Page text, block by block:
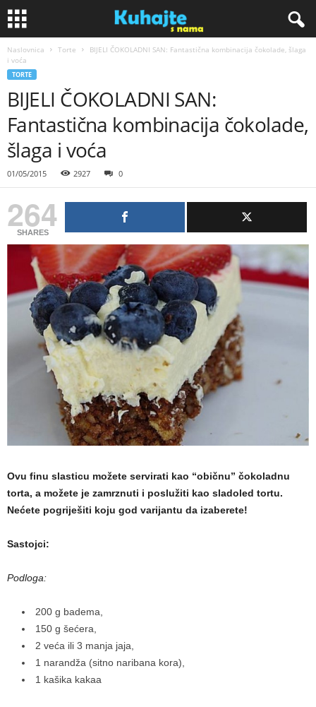
Naslovnica Torte
BIJELI ČOKOLADNI SAN: Fantastična kombinacija čokolade, šlaga
i voća
TORTE
BIJELI ČOKOLADNI SAN:
Fantastična kombinacija čokolade,
šlaga i voća
01/05/2015 2927 0
264
SHARES
Ovu finu slasticu možete servirati kao “običnu” čokoladnu
torta, a možete je zamrznuti i poslužiti kao sladoled tortu.
Nećete pogriješiti koju god varijantu da izaberete!
Sastojci:
Podloga:
200 g badema,
150 g šećera,
2 veća ili 3 manja jaja,
1 narandža (sitno naribana kora),
1 kašika kakaa